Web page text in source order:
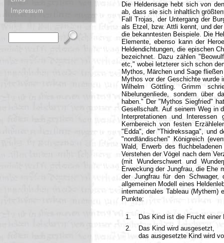
Die Heldensage hebt sich von
ab, dass sie sich inhaltlich
Fall Trojas, der Untergang der
als Etzel, bzw. Attli kennt, und
die bekanntesten Beispiele. Die
Elemente, ebenso kann der
Heldendichtungen, die epischen
bezeichnet. Dazu zählen
etc," wobei letzterer sich schon
Mythos, Märchen und Sage
Mythos vor der Geschichte wurde
Wilhelm Göttling. Grimm
Nibelungenliede, sondern über
haben." Der "Mythos Siegfried"
Gesellschaft. Auf seinem Weg in
Interpretationen und
Kernbereich von festen
"Edda", der "Thidrekssaga", und
"nordländischen" Königreich
Wald, Erwerb des
Verstehen der Vögel nach dem
(mit Wunderschwert und
Erweckung der Jungfrau, die Ehe
der Jungfrau für den Schwager,
allgemeinen Modell eines
internationales Tableau (Mythem)
Punkte:
1.
Das Kind ist die Frucht einer
2.
Das Kind wird ausgesetzt,
das ausgesetzte Kind wird